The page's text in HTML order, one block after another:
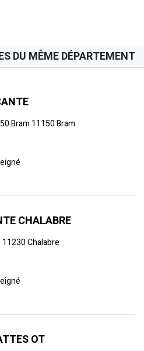
DU MÊME DÉPARTEMENT
Bram 11150 Bram
CHALABRE
Chalabre
OT